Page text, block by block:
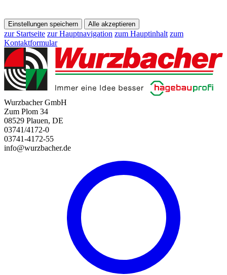
Einstellungen speichern Alle akzeptieren
zur Startseite zur Hauptnavigation zum Hauptinhalt zum
Kontaktformular
Wurzbacher GmbH
Zum Plom 34
08529 Plauen, DE
03741/4172-0
03741-4172-55
info@wurzbacher.de